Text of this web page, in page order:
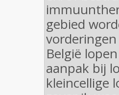
gebied
België
aanpak bij
kleincellige